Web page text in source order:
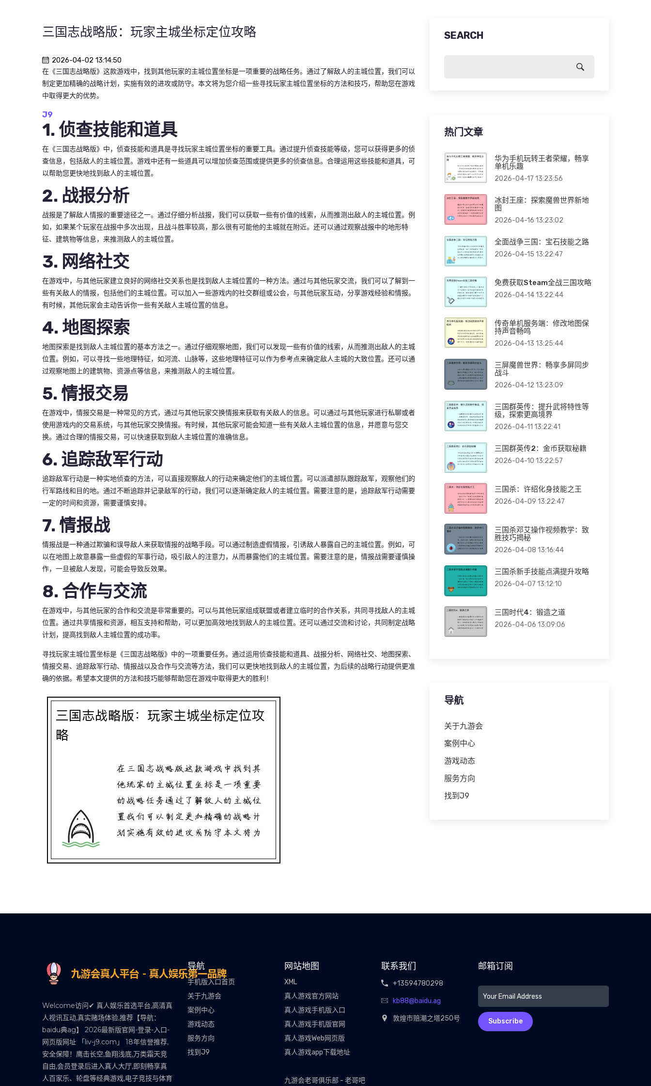
三国志战略版：玩家主城坐标定位攻略
2026-04-02 13:14:50
在《三国志战略版》这款游戏中，找到其他玩家的主城位置坐标是一项重要的战略任务。通过了解敌人的主城位置，我们可以
制定更加精确的战略计划，实施有效的进攻或防守。本文将为您介绍一些寻找玩家主城位置坐标的方法和技巧，帮助您在游戏
中取得更大的优势。
J9
1. 侦查技能和道具
在《三国志战略版》中，侦查技能和道具是寻找玩家主城位置坐标的重要工具。通过提升侦查技能等级，您可以获得更多的侦
查信息，包括敌人的主城位置。游戏中还有一些道具可以增加侦查范围或提供更多的侦查信息。合理运用这些技能和道具，可
以帮助您更快地找到敌人的主城位置。
2. 战报分析
战报是了解敌人情报的重要途径之一。通过仔细分析战报，我们可以获取一些有价值的线索，从而推测出敌人的主城位置。例
如，如果某个玩家在战报中多次出现，且战斗胜率较高，那么很有可能他的主城就在附近。还可以通过观察战报中的地形特
征、建筑物等信息，来推测敌人的主城位置。
3. 网络社交
在游戏中，与其他玩家建立良好的网络社交关系也是找到敌人主城位置的一种方法。通过与其他玩家交流，我们可以了解到一
些有关敌人的情报，包括他们的主城位置。可以加入一些游戏内的社交群组或公会，与其他玩家互动，分享游戏经验和情报。
有时候，其他玩家会主动告诉你一些有关敌人主城位置的信息。
4. 地图探索
地图探索是找到敌人主城位置的基本方法之一。通过仔细观察地图，我们可以发现一些有价值的线索，从而推测出敌人的主城
位置。例如，可以寻找一些地理特征，如河流、山脉等，这些地理特征可以作为参考点来确定敌人主城的大致位置。还可以通
过观察地图上的建筑物、资源点等信息，来推测敌人的主城位置。
5. 情报交易
在游戏中，情报交易是一种常见的方式，通过与其他玩家交换情报来获取有关敌人的信息。可以通过与其他玩家进行私聊或者
使用游戏内的交易系统，与其他玩家交换情报。有时候，其他玩家可能会知道一些有关敌人主城位置的信息，并愿意与您交
换。通过合理的情报交易，可以快速获取到敌人主城位置的准确信息。
6. 追踪敌军行动
追踪敌军行动是一种实地侦查的方法，可以直接观察敌人的行动来确定他们的主城位置。可以派遣部队跟踪敌军，观察他们的
行军路线和目的地。通过不断追踪并记录敌军的行动，我们可以逐渐确定敌人的主城位置。需要注意的是，追踪敌军行动需要
一定的时间和资源，需要谨慎安排。
7. 情报战
情报战是一种通过欺骗和误导敌人来获取情报的战略手段。可以通过制造虚假情报，引诱敌人暴露自己的主城位置。例如，可
以在地图上故意暴露一些虚假的军事行动，吸引敌人的注意力，从而暴露他们的主城位置。需要注意的是，情报战需要谨慎操
作，一旦被敌人发现，可能会导致反效果。
8. 合作与交流
在游戏中，与其他玩家的合作和交流是非常重要的。可以与其他玩家组成联盟或者建立临时的合作关系，共同寻找敌人的主城
位置。通过共享情报和资源，相互支持和帮助，可以更加高效地找到敌人的主城位置。还可以通过交流和讨论，共同制定战略
计划，提高找到敌人主城位置的成功率。
寻找玩家主城位置坐标是《三国志战略版》中的一项重要任务。通过运用侦查技能和道具、战报分析、网络社交、地图探索、
情报交易、追踪敌军行动、情报战以及合作与交流等方法，我们可以更快地找到敌人的主城位置，为后续的战略行动提供更准
确的依据。希望本文提供的方法和技巧能够帮助您在游戏中取得更大的胜利！
SEARCH
热门文章
华为手机玩转王者荣耀，畅享
单机乐趣
2026-04-17 13:23:56
冰封王座：探索魔兽世界新地
图
2026-04-16 13:23:02
全面战争三国：宝石技能之路
2026-04-15 13:22:47
免费获取Steam全战三国攻略
2026-04-14 13:22:44
传奇单机服务端：修改地图保
持声音畅鸣
2026-04-13 13:25:44
三屏魔兽世界：畅享多屏同步
战斗
2026-04-12 13:23:09
三国群英传：提升武将特性等
级，探索更高境界
2026-04-11 13:22:41
三国群英传2：金币获取秘籍
2026-04-10 13:22:57
三国杀：许绍化身技能之王
2026-04-09 13:22:47
三国杀邓艾操作视频教学：致
胜技巧揭秘
2026-04-08 13:16:44
三国杀新手技能点满提升攻略
2026-04-07 13:12:10
三国时代4：锻造之道
2026-04-06 13:09:06
导航
关于九游会
案例中心
游戏动态
服务方向
找到J9
Welcome访问✔ 真人娱乐首选平台,高清真
人视讯互动,真实赌场体验,推荐【导航：
baidu典ag】 2026最新版官网-登录-入口-
网页版网址 「liv-j9.com」 18年信誉推荐,
安全保障！鹰击长空,鱼翔浅底,万类霜天竞
自由,会员登录后进入真人大厅,即刻畅享真
人百家乐、轮盘等经典游戏,电子竞技与体育
导航
手机版入口首页
关于九游会
案例中心
游戏动态
服务方向
找到J9
网站地图
XML
真人游戏官方网站
真人游戏手机版入口
真人游戏手机版官网
真人游戏Web网页版
真人游戏app下载地址
九游会老哥俱乐部 - 老哥吧
联系我们
+13594780298
kb88@baidu.ag
敦煌市赔潮之塔250号
邮箱订阅
Subscribe